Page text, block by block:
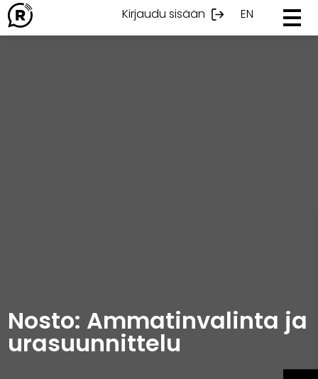
Ohita
sisältöön
Kirjaudu sisään EN
Nosto: Ammatinvalinta ja
urasuunnittelu